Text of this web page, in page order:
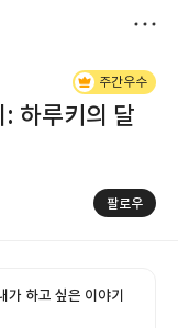
저
장
주간우수
하루키의 달
팔로우
하고 싶은 이야기